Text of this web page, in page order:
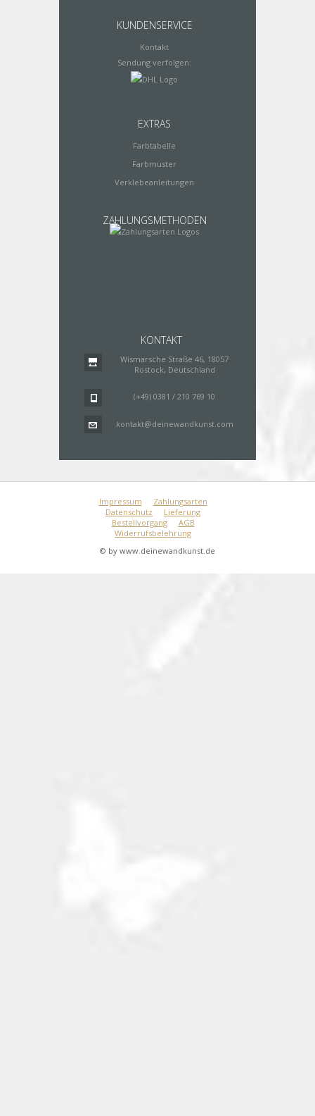
KUNDENSERVICE
Kontakt
Sendung verfolgen:
EXTRAS
Farbtabelle
Farbmuster
Verklebeanleitungen
ZAHLUNGSMETHODEN
KONTAKT
Wismarsche Straße 46, 18057
Rostock, Deutschland
(+49) 0381 / 210 769 10
kontakt@deinewandkunst.com
Impressum
Zahlungsarten
Datenschutz
Lieferung
Bestellvorgang
AGB
Widerrufsbelehrung
© by www.deinewandkunst.de